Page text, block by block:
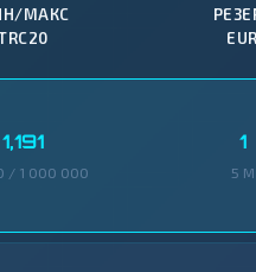
МАКС
EUR
1,191
/ 1 000 000
1
5 M